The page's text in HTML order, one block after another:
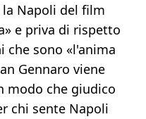
Napoli del film
e priva di rispetto
che sono «l'anima
Gennaro viene
modo che giudico
chi sente Napoli